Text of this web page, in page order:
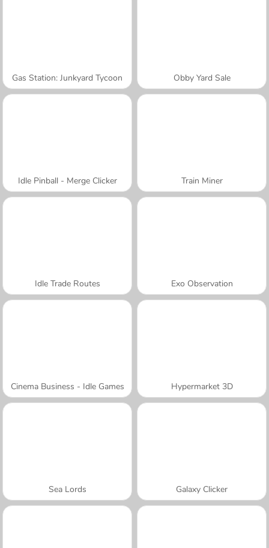
Gas Station: Junkyard Tycoon Obby Yard Sale
Idle Pinball - Merge Clicker Train Miner
Idle Trade Routes Exo Observation
Cinema Business - Idle Games Hypermarket 3D
Sea Lords Galaxy Clicker